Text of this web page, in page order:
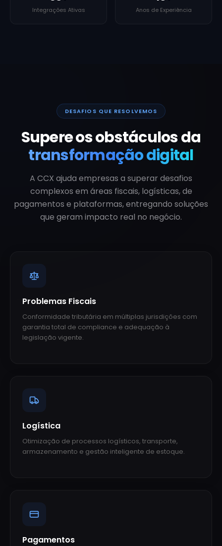
Integrações Ativas Anos de Experiência
DESAFIOS QUE RESOLVEMOS
Supere os obstáculos da
transformação digital
A CCX ajuda empresas a superar desafios
complexos em áreas fiscais, logísticas, de
pagamentos e plataformas, entregando soluções
que geram impacto real no negócio.
Problemas Fiscais
Conformidade tributária em múltiplas jurisdições com
garantia total de compliance e adequação à
legislação vigente.
Logística
Otimização de processos logísticos, transporte,
armazenamento e gestão inteligente de estoque.
Pagamentos